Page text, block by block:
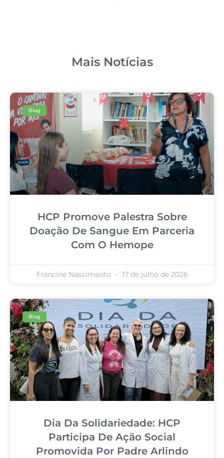
Mais Notícias
Blog
HCP Promove Palestra Sobre
Doação De Sangue Em Parceria
Com O Hemope
Francine Nascimento 17 de julho de 2026
Blog
Dia Da Solidariedade: HCP
Participa De Ação Social
Promovida Por Padre Arlindo